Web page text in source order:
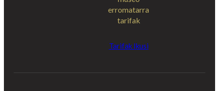
erromatarra
tarifak
Tarifak Ikusi